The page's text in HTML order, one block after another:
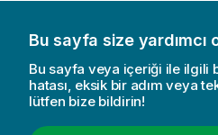
Bu sayfa size yardımcı
Bu sayfa veya içeriği ile ilgili
hatası, eksik bir adım veya
lütfen bize bildirin!